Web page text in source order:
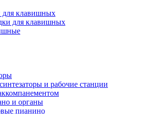
для клавишных
для клавишных
и рабочие станции
и органы
пианино